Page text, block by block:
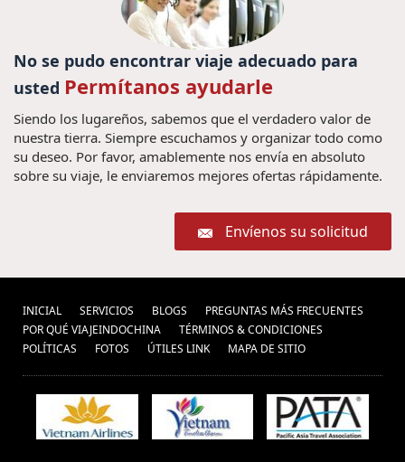
Hanoi Gran Premio 2020 (2) ,
privado a Vietnam (10) ,
Pagode (1) , Comida Tailandesa (3) , Pacotes de viagens
vietnã (1) ,Pacote de viagem para Myanmar (1) ,
Qué
ver en Vietnam (1) ,Guia de Viaje Tailandia
(1) ,Luna de miel (1) ,consejos para viajar a Vietnam
(6) ,Indochina (1) ,Hanoi Otoño (1) ,Guia
de viagem Tailândia (1) ,
Turismo no
guia Tailândia (1) ,Viagem
para Camboja (1) ,Ferias no
Vietname (1) ,
trips in vietnam (1) ,vacaciones birmania (6) , Guia de
Mianmar (1) ,vacaciones laos (18) ,viajes
viatnam (1) ,
Tours privados en
Vietnam (4) ,Skull island film (1) ,hanoi (3) ,
Viagens Camboja (1) , Guia de viajes vietnam e
indochina (3) ,
Pacote de viagem no Vietnã (1) ,Delta do
Paquetes de
No se pudo encontrar viaje adecuado para
usted Permítanos ayudarle
Siendo los lugareños, sabemos que el verdadero valor de
nuestra tierra. Siempre escuchamos y organizar todo como
su deseo. Por favor, amablemente nos envía en absoluto
sobre su viaje, le enviaremos mejores ofertas rápidamente.
Envíenos su solicitud
INICIAL SERVICIOS BLOGS
PREGUNTAS MÁS FRECUENTES
POR QUÉ VIAJEINDOCHINA
TÉRMINOS & CONDICIONES
POLÍ­TICAS
FOTOS ÚTILES LINK MAPA DE SITIO